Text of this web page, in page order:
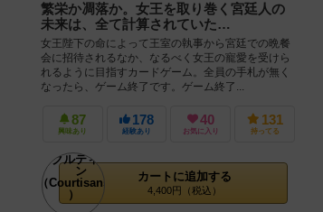
繁栄か凋落か。女王を取り巻く宮廷人の
未来は、全て計算されていた…
女王陛下の命によって王室の執事から宮廷での晩餐
会に招待されるなか、なるべく女王の寵愛を受けら
れるように目指すカードゲーム。全員の手札が無く
なったら、ゲーム終了です。ゲーム終了...
87
興味あり
178
経験あり
40
お気に入り
131
持ってる
カートに追加する
4,400円（税込）